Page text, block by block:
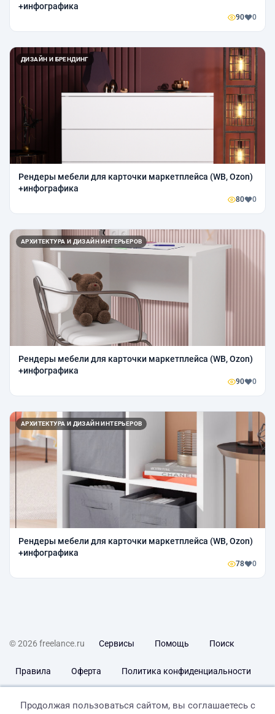
+инфографика
90 0
ДИЗАЙН И БРЕНДИНГ
Рендеры мебели для карточки маркетплейса (WB, Ozon)
+инфографика
80 0
АРХИТЕКТУРА И ДИЗАЙН ИНТЕРЬЕРОВ
Рендеры мебели для карточки маркетплейса (WB, Ozon)
+инфографика
90 0
АРХИТЕКТУРА И ДИЗАЙН ИНТЕРЬЕРОВ
Рендеры мебели для карточки маркетплейса (WB, Ozon)
+инфографика
78 0
© 2026 freelance.ru Сервисы Помощь Поиск
Правила Оферта Политика конфиденциальности
Продолжая пользоваться сайтом, вы соглашаетесь с